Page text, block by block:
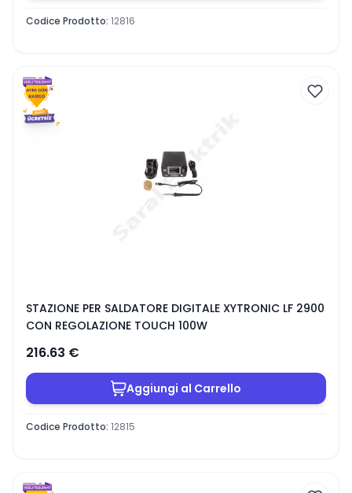
Codice Prodotto: 12816
STAZIONE PER SALDATORE DIGITALE XYTRONIC LF 2900
CON REGOLAZIONE TOUCH 100W
216.63 €
Aggiungi al Carrello
Codice Prodotto: 12815